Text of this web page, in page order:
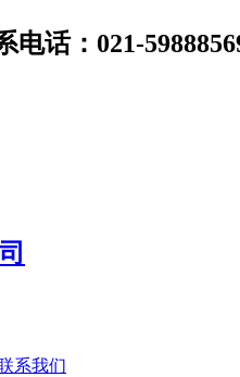
电话：021-
系我们